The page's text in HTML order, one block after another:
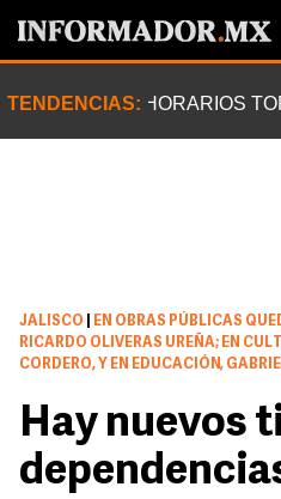
TENDENCIAS: HORARIOS
JALISCO
EN OBRAS PÚBLICAS
RICARDO OLIVERAS UREÑA; EN
CORDERO, Y EN EDUCACIÓN,
Hay nuevos